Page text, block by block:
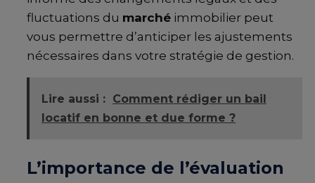
fluctuations du marché immobilier peut
vous permettre d’anticiper les ajustements
nécessaires dans votre stratégie de gestion.
Lire aussi : Comment rédiger un bail
locatif en bonne et due forme ?
L’importance de l’évaluation